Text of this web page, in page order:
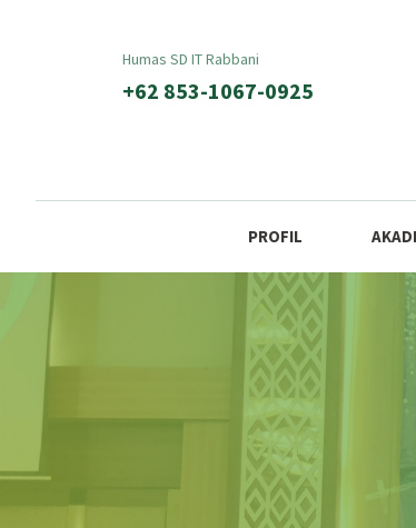
Humas SD IT Rabbani
+62 853-1067-0925
PROFIL